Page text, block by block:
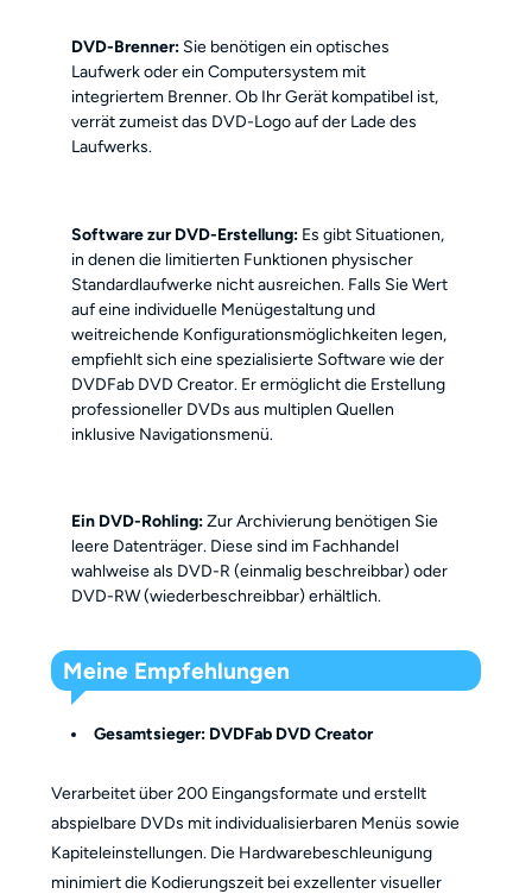
DVD-Brenner: Sie benötigen ein optisches
Laufwerk oder ein Computersystem mit
integriertem Brenner. Ob Ihr Gerät kompatibel ist,
verrät zumeist das DVD-Logo auf der Lade des
Laufwerks.
Software zur DVD-Erstellung: Es gibt Situationen,
in denen die limitierten Funktionen physischer
Standardlaufwerke nicht ausreichen. Falls Sie Wert
auf eine individuelle Menügestaltung und
weitreichende Konfigurationsmöglichkeiten legen,
empfiehlt sich eine spezialisierte Software wie der
DVDFab DVD Creator. Er ermöglicht die Erstellung
professioneller DVDs aus multiplen Quellen
inklusive Navigationsmenü.
Ein DVD-Rohling:Zur Archivierung benötigen Sie
leere Datenträger. Diese sind im Fachhandel
wahlweise als DVD-R (einmalig beschreibbar) oder
DVD-RW (wiederbeschreibbar) erhältlich.
Meine Empfehlungen
Gesamtsieger: DVDFab DVD Creator
Verarbeitet über 200 Eingangsformate und erstellt
abspielbare DVDs mit individualisierbaren Menüs sowie
Kapiteleinstellungen. Die Hardwarebeschleunigung
minimiert die Kodierungszeit bei exzellenter visueller